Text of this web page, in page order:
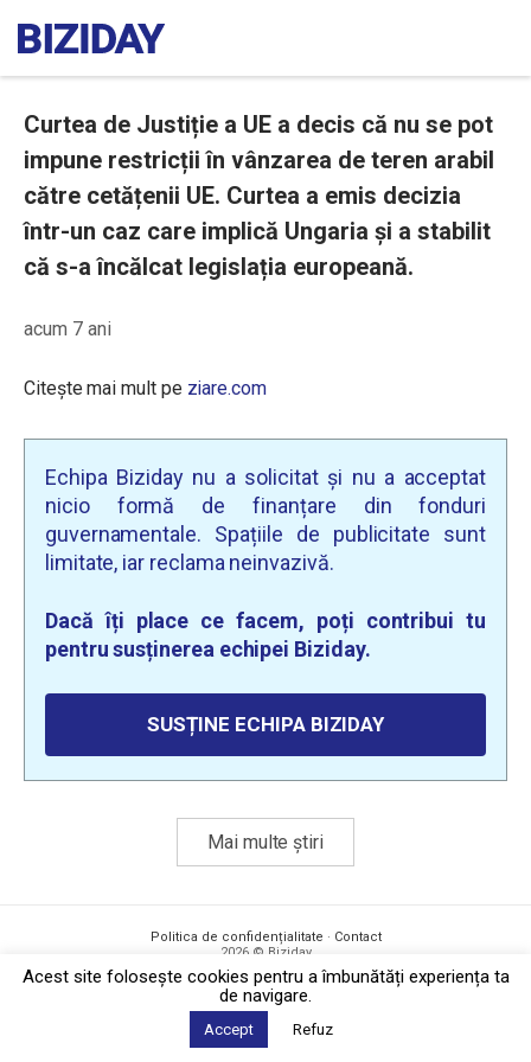
Curtea de Justiție a UE a decis că nu se pot
impune restricții în vânzarea de teren arabil
către cetățenii UE. Curtea a emis decizia
într-un caz care implică Ungaria și a stabilit
că s-a încălcat legislația europeană.
acum 7 ani
Citește mai mult pe ziare.com
Echipa Biziday nu a solicitat și nu a acceptat
nicio formă de finanțare din fonduri
guvernamentale. Spațiile de publicitate sunt
limitate, iar reclama neinvazivă.
Dacă îți place ce facem, poți contribui tu
pentru susținerea echipei Biziday.
SUSȚINE ECHIPA BIZIDAY
Mai multe știri
Politica de confidențialitate · Contact
2026 © Biziday
Acest site foloseşte cookies pentru a îmbunătăți experiența ta
de navigare.
Accept Refuz